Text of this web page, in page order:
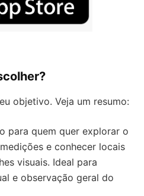
objetivo. Veja um resumo:
para quem quer explorar o
e conhecer locais
visuais. Ideal para
e observação geral do